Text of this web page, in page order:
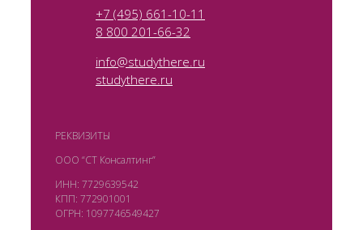
+7 (495) 661-10-11
8 800 201-66-32
info@studythere.ru
studythere.ru
РЕКВИЗИТЫ
ООО “СТ Консалтинг”
ИНН: 7729639542
КПП: 772901001
ОГРН: 1097746549427